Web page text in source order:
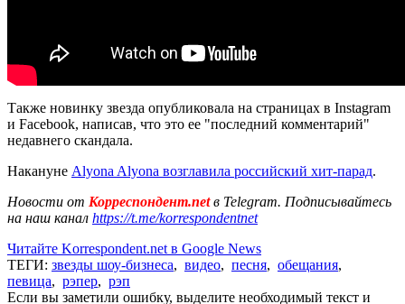
Также новинку звезда опубликовала на страницах в Instagram
и Facebook, написав, что это ее "последний комментарий"
недавнего скандала.
Накануне Alyona Alyona возглавила российский хит-парад.
Новости от Корреспондент.netв Telegram. Подписывайтесь
на наш канал https://t.me/korrespondentnet
Читайте Korrespondent.net в Google News
ТЕГИ: звезды шоу-бизнеса, видео, песня, обещания,
певица, рэпер, рэп
Если вы заметили ошибку, выделите необходимый текст и